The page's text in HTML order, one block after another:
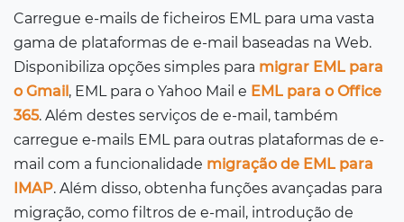
Carregue e-mails de ficheiros EML para uma vasta
gama de plataformas de e-mail baseadas na Web.
Disponibiliza opções simples para migrar EML para
o Gmail, EML para o Yahoo Mail e EML para o Office
365. Além destes serviços de e-mail, também
carregue e-mails EML para outras plataformas de e-
mail com a funcionalidade migração de EML para
IMAP. Além disso, obtenha funções avançadas para
migração, como filtros de e-mail, introdução de